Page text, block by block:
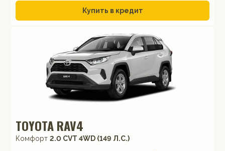
Купить в кредит
TOYOTA RAV4
Комфорт 2.0 CVT 4WD (149 Л.С.)